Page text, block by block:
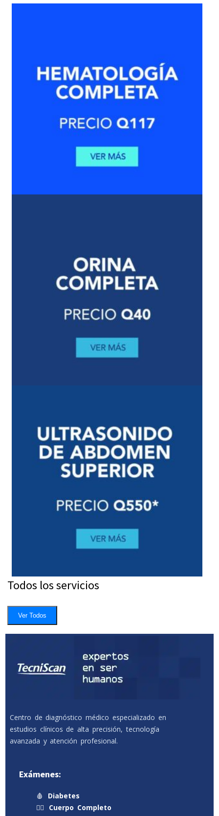
Todos los servicios
Ver Todos
Centro de diagnóstico médico especializado en
estudios clínicos de alta precisión, tecnología
avanzada y atención profesional.
Exámenes:
🩸
Diabetes
🧍‍♂️
Cuerpo Completo